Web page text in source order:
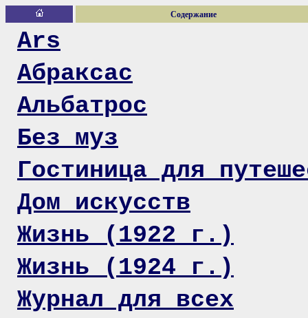
Содержание
Ars
Абраксас
Альбатрос
Без муз
Гостиница для
Дом искусств
Жизнь (1922 г.)
Жизнь (1924 г.)
Журнал для всех